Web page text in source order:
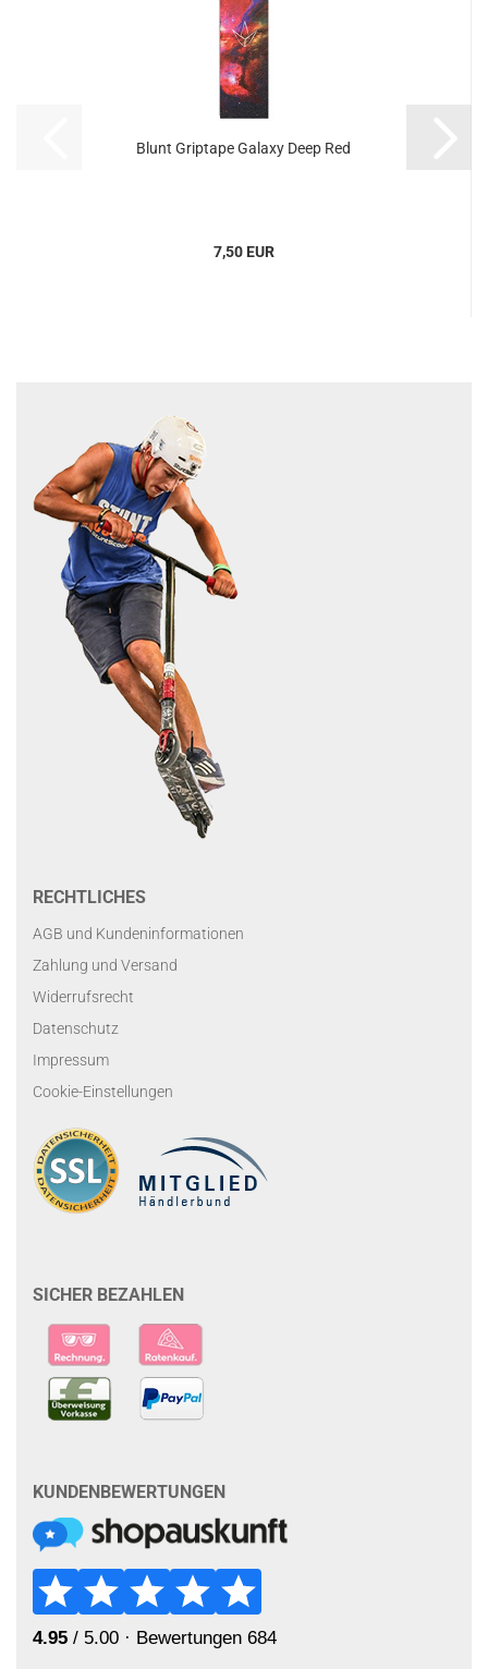
Blunt Griptape Galaxy Deep Red
7,50 EUR
RECHTLICHES
AGB und Kundeninformationen
Zahlung und Versand
Widerrufsrecht
Datenschutz
Impressum
Cookie-Einstellungen
SICHER BEZAHLEN
KUNDENBEWERTUNGEN